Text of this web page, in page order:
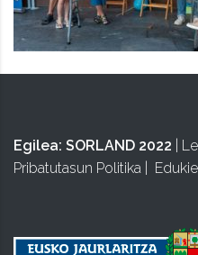
Egilea: SORLAND 2022
Pribatutasun Politika